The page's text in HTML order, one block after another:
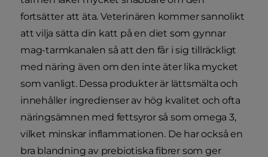
fortsätter att äta. Veterinären kommer sannolikt
att vilja sätta din katt på en diet som gynnar
mag-tarmkanalen så att den får i sig tillräckligt
med näring även om den inte äter lika mycket
som vanligt. Dessa produkter är lättsmälta och
innehåller ingredienser av hög kvalitet och ofta
näringsämnen med fettsyror så som omega 3,
vilket minskar inflammationen. De har också en
bra blandning av prebiotiska fibrer som ger